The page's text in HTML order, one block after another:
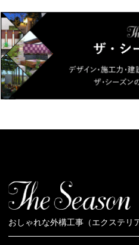
おしゃれな外構工事（エクステリ